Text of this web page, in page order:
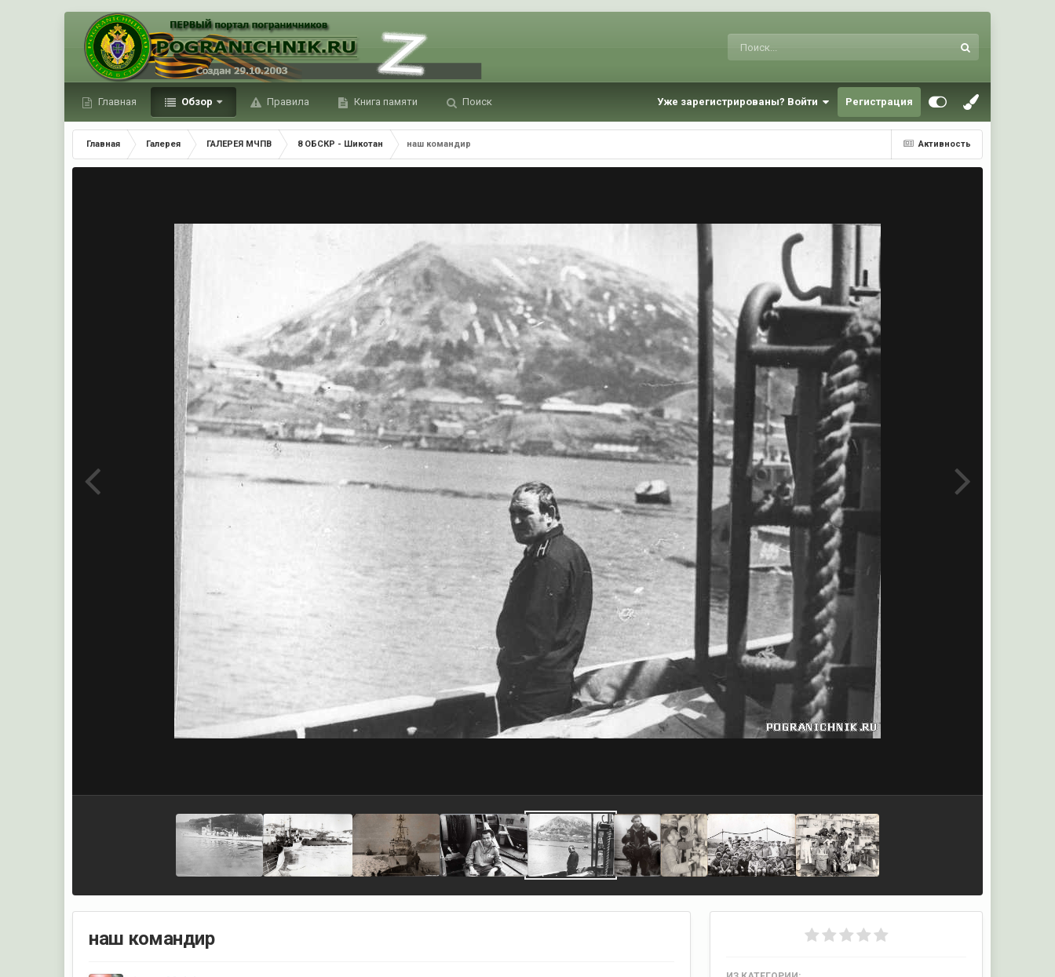
Главная Обзор Правила Книга памяти Поиск Уже зарегистрированы? Войти Регистрация
Активность
Главная Галерея ГАЛЕРЕЯ МЧПВ 8 ОБСКР - Шикотан наш командир
наш командир